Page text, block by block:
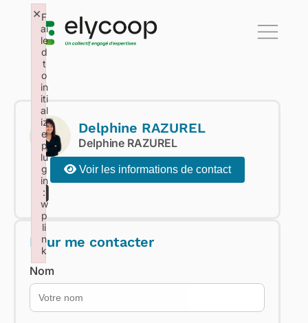
Delphine RAZUREL
Delphine RAZUREL
Voir les informations de contact
Pour me contacter
Nom
F
ai
le
d
t
o
in
iti
al
iz
e
p
lu
g
in
:
w
p
li
n
k
×
Failed to initialize plugin: wplink